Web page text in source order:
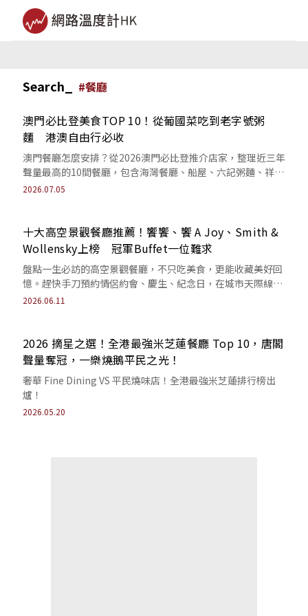
Search_ #餐廳
澳門必比登美食TOP 10！從葡國菜吃到老字號粥
麵 港澳自由行必收
澳門餐廳怎麼安排？從2026澳門必比登推介店家，整理近三年
聲量最高的10間餐廳，包含海灣餐廳、船屋、六記粥麵、祥
記、六棉酒家等人氣選擇。
2026.07.05
十大高空景觀餐廳推薦！饗饗、饗 A Joy、Smith &
Wollensky上榜 冠軍Buffet一位難求
盤點一生必訪的高空景觀餐廳，不只吃美食，更能收藏美好回
憶。趕快手刀預約情侶約會、慶生、紀念日，在城市天際線與
璀璨夜景陪伴下，浪漫與儀式感一次到位。
2026.06.11
2026 摘星之選！全港最強米芝蓮餐廳 Top 10，唐閣
聲量奪冠，一樂燒鵝平民之光！
奢華 Fine Dining VS 平民燒味店！全港最強米芝蓮排行榜出
爐！
2026.05.20